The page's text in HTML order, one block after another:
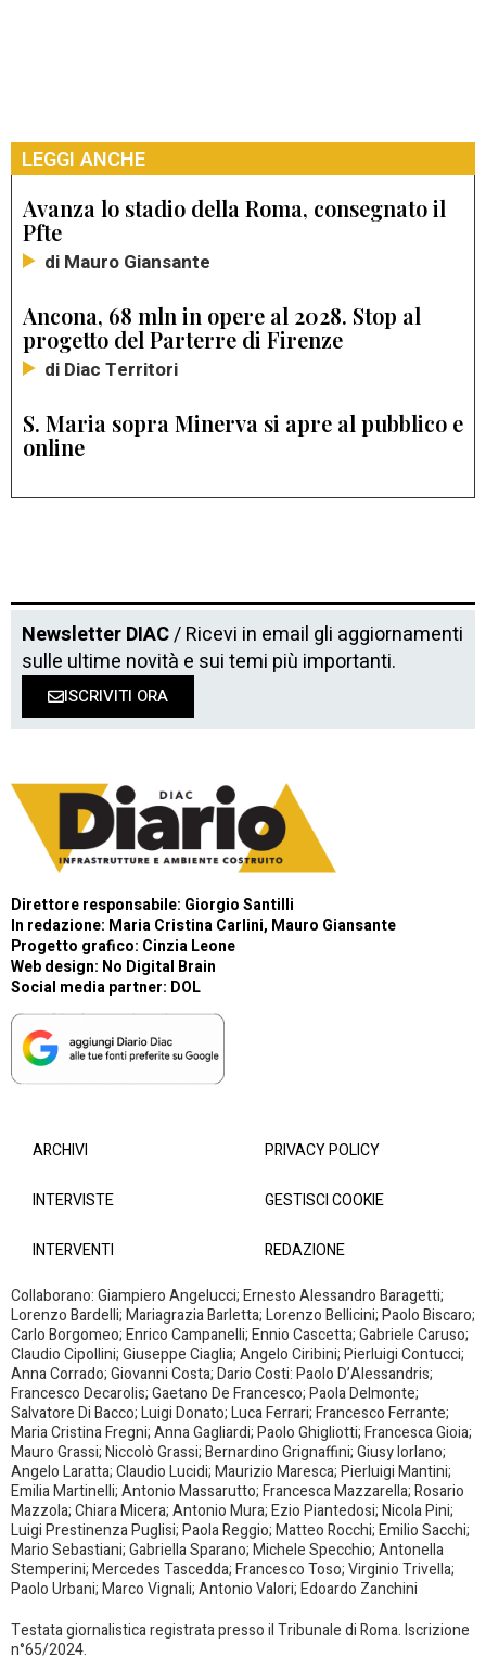
LEGGI ANCHE
Avanza lo stadio della Roma, consegnato il
Pfte
di Mauro Giansante
Ancona, 68 mln in opere al 2028. Stop al
progetto del Parterre di Firenze
di Diac Territori
S. Maria sopra Minerva si apre al pubblico e
online
Newsletter DIAC/ Ricevi in email gli aggiornamenti
sulle ultime novità e sui temi più importanti.
ISCRIVITI ORA
Direttore responsabile: Giorgio Santilli
In redazione: Maria Cristina Carlini, Mauro Giansante
Progetto grafico: Cinzia Leone
Web design: No Digital Brain
Social media partner: DOL
ARCHIVI
INTERVISTE
INTERVENTI
PRIVACY POLICY
GESTISCI COOKIE
REDAZIONE
Collaborano: Giampiero Angelucci; Ernesto Alessandro Baragetti;
Lorenzo Bardelli; Mariagrazia Barletta; Lorenzo Bellicini; Paolo Biscaro;
Carlo Borgomeo; Enrico Campanelli; Ennio Cascetta; Gabriele Caruso;
Claudio Cipollini; Giuseppe Ciaglia; Angelo Ciribini; Pierluigi Contucci;
Anna Corrado; Giovanni Costa; Dario Costi: Paolo D’Alessandris;
Francesco Decarolis; Gaetano De Francesco; Paola Delmonte;
Salvatore Di Bacco; Luigi Donato; Luca Ferrari; Francesco Ferrante;
Maria Cristina Fregni; Anna Gagliardi; Paolo Ghigliotti; Francesca Gioia;
Mauro Grassi; Niccolò Grassi; Bernardino Grignaffini; Giusy Iorlano;
Angelo Laratta; Claudio Lucidi; Maurizio Maresca; Pierluigi Mantini;
Emilia Martinelli; Antonio Massarutto; Francesca Mazzarella; Rosario
Mazzola; Chiara Micera; Antonio Mura; Ezio Piantedosi; Nicola Pini;
Luigi Prestinenza Puglisi; Paola Reggio; Matteo Rocchi; Emilio Sacchi;
Mario Sebastiani; Gabriella Sparano; Michele Specchio; Antonella
Stemperini; Mercedes Tascedda; Francesco Toso; Virginio Trivella;
Paolo Urbani; Marco Vignali; Antonio Valori; Edoardo Zanchini
Testata giornalistica registrata presso il Tribunale di Roma. Iscrizione
n°65/2024.